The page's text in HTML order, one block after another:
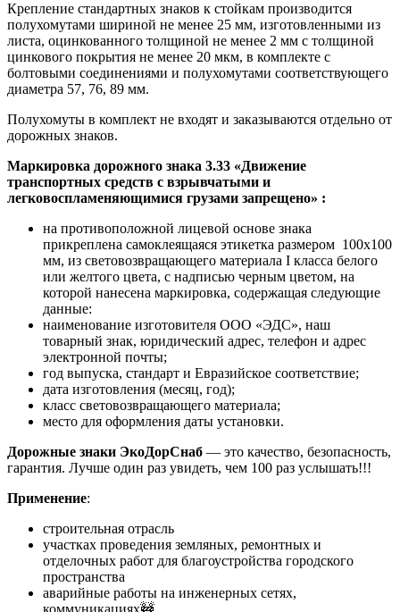
Крепление стандартных знаков к стойкам производится
полухомутами шириной не менее 25 мм, изготовленными из
листа, оцинкованного толщиной не менее 2 мм с толщиной
цинкового покрытия не менее 20 мкм, в комплекте с
болтовыми соединениями и полухомутами соответствующего
диаметра 57, 76, 89 мм.
Полухомуты в комплект не входят и заказываются отдельно от
дорожных знаков.
Маркировка дорожного знака 3.33 «Движение
транспортных средств с взрывчатыми и
легковоспламеняющимися грузами запрещено» :
на противоположной лицевой основе знака
прикреплена самоклеящаяся этикетка размером 100х100
мм, из световозвращающего материала I класса белого
или желтого цвета, с надписью черным цветом, на
которой нанесена маркировка, содержащая следующие
данные:
наименование изготовителя ООО «ЭДС», наш
товарный знак, юридический адрес, телефон и адрес
электронной почты;
год выпуска, стандарт и Евразийское соответствие;
дата изготовления (месяц, год);
класс световозвращающего материала;
место для оформления даты установки.
Дорожные знаки ЭкоДорСнаб — это качество, безопасность,
гарантия. Лучше один раз увидеть, чем 100 раз услышать!!!
Применение:
строительная отрасль
участках проведения земляных, ремонтных и
отделочных работ для благоустройства городского
пространства
аварийные работы на инженерных сетях,